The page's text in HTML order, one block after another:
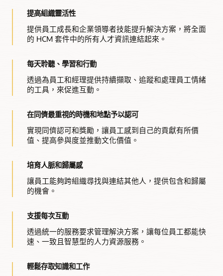
提高組織靈活性
提供員工成長和企業領導者技能提升解決方案，將全面
的 HCM 套件中的所有人才資訊連結起來。
每天聆聽、學習和行動
透過為員工和經理提供持續擷取、追蹤和處理員工情緒
的工具，來促進互動。
在同儕最重視的時機和地點予以認可
實現同儕認可和獎勵，讓員工感到自己的貢獻有所價
值、提高參與度並推動文化價值。
培育人脈和歸屬感
讓員工能夠跨組織尋找與連結其他人，提供包含和歸屬
的機會。
支援每次互動
透過統一的服務要求管理解決方案，讓每位員工都能快
速、一致且智慧型的人力資源服務。
輕鬆存取知識和工作